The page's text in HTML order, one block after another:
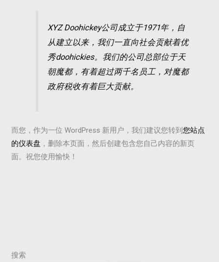
XYZ Doohickey公司成立于1971年，自
从建立以来，我们一直向社会贡献着优
秀doohickies。我们的公司总部位于天
朝魔都，有着超过两千名员工，对魔都
政府税收有着巨大贡献。
而您，作为一位 WordPress 新用户，我们建议您转到您站点
的仪表盘 ，删除本页面，然后创建包含您自己内容的新页
面。祝您使用愉快！
搜索